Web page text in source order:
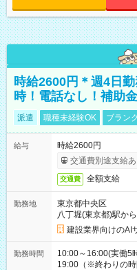
時給2600円＊週4日
時！電話なし！補助
派遣 職種未経験OK ブラン
給与
時給2600円
交通費別途支給あ
交通費 全額支給
勤務地
東京都中央区
八丁堀(東京都)駅か
建設業界向けのAI
勤務時間
10:00～16:00(実働
19:00（※終わりの時